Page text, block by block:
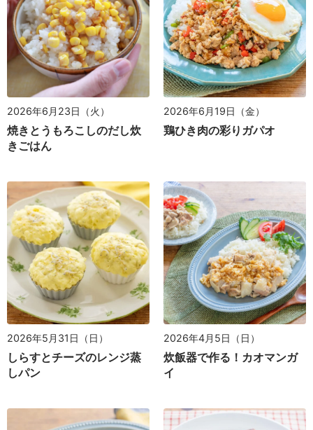
2026年6月23日（火）
焼きとうもろこしのだし炊
きごはん
2026年6月19日（金）
鶏ひき肉の彩りガパオ
2026年5月31日（日）
しらすとチーズのレンジ蒸
しパン
2026年4月5日（日）
炊飯器で作る！カオマンガ
イ